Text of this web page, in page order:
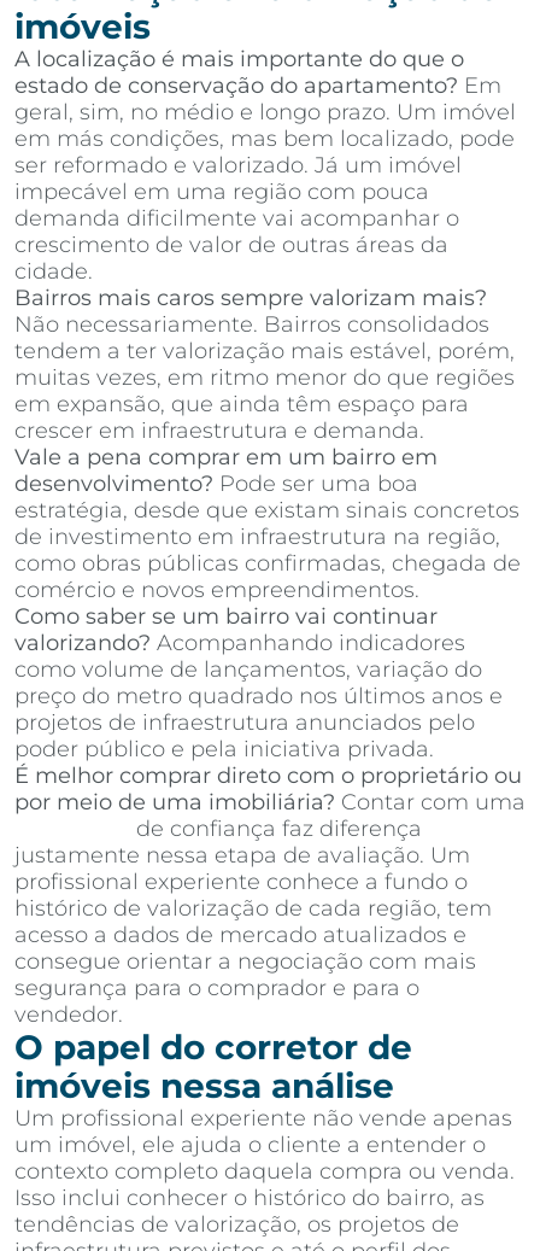
imóveis
A localização é mais importante do que o
estado de conservação do apartamento? Em
geral, sim, no médio e longo prazo. Um imóvel
em más condições, mas bem localizado, pode
ser reformado e valorizado. Já um imóvel
impecável em uma região com pouca
demanda dificilmente vai acompanhar o
crescimento de valor de outras áreas da
cidade.
Bairros mais caros sempre valorizam mais?
Não necessariamente. Bairros consolidados
tendem a ter valorização mais estável, porém,
muitas vezes, em ritmo menor do que regiões
em expansão, que ainda têm espaço para
crescer em infraestrutura e demanda.
Vale a pena comprar em um bairro em
desenvolvimento? Pode ser uma boa
estratégia, desde que existam sinais concretos
de investimento em infraestrutura na região,
como obras públicas confirmadas, chegada de
comércio e novos empreendimentos.
Como saber se um bairro vai continuar
valorizando? Acompanhando indicadores
como volume de lançamentos, variação do
preço do metro quadrado nos últimos anos e
projetos de infraestrutura anunciados pelo
poder público e pela iniciativa privada.
É melhor comprar direto com o proprietário ou
por meio de uma imobiliária? Contar com uma
de confiança faz diferença
justamente nessa etapa de avaliação. Um
profissional experiente conhece a fundo o
histórico de valorização de cada região, tem
acesso a dados de mercado atualizados e
consegue orientar a negociação com mais
segurança para o comprador e para o
vendedor.
O papel do corretor de
imóveis nessa análise
Um profissional experiente não vende apenas
um imóvel, ele ajuda o cliente a entender o
contexto completo daquela compra ou venda.
Isso inclui conhecer o histórico do bairro, as
tendências de valorização, os projetos de